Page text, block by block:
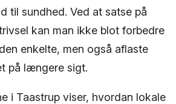
til sundhed. Ved at satse på
kan man ikke blot forbedre
enkelte, men også aflaste
på længere sigt.
i Taastrup viser, hvordan lokale